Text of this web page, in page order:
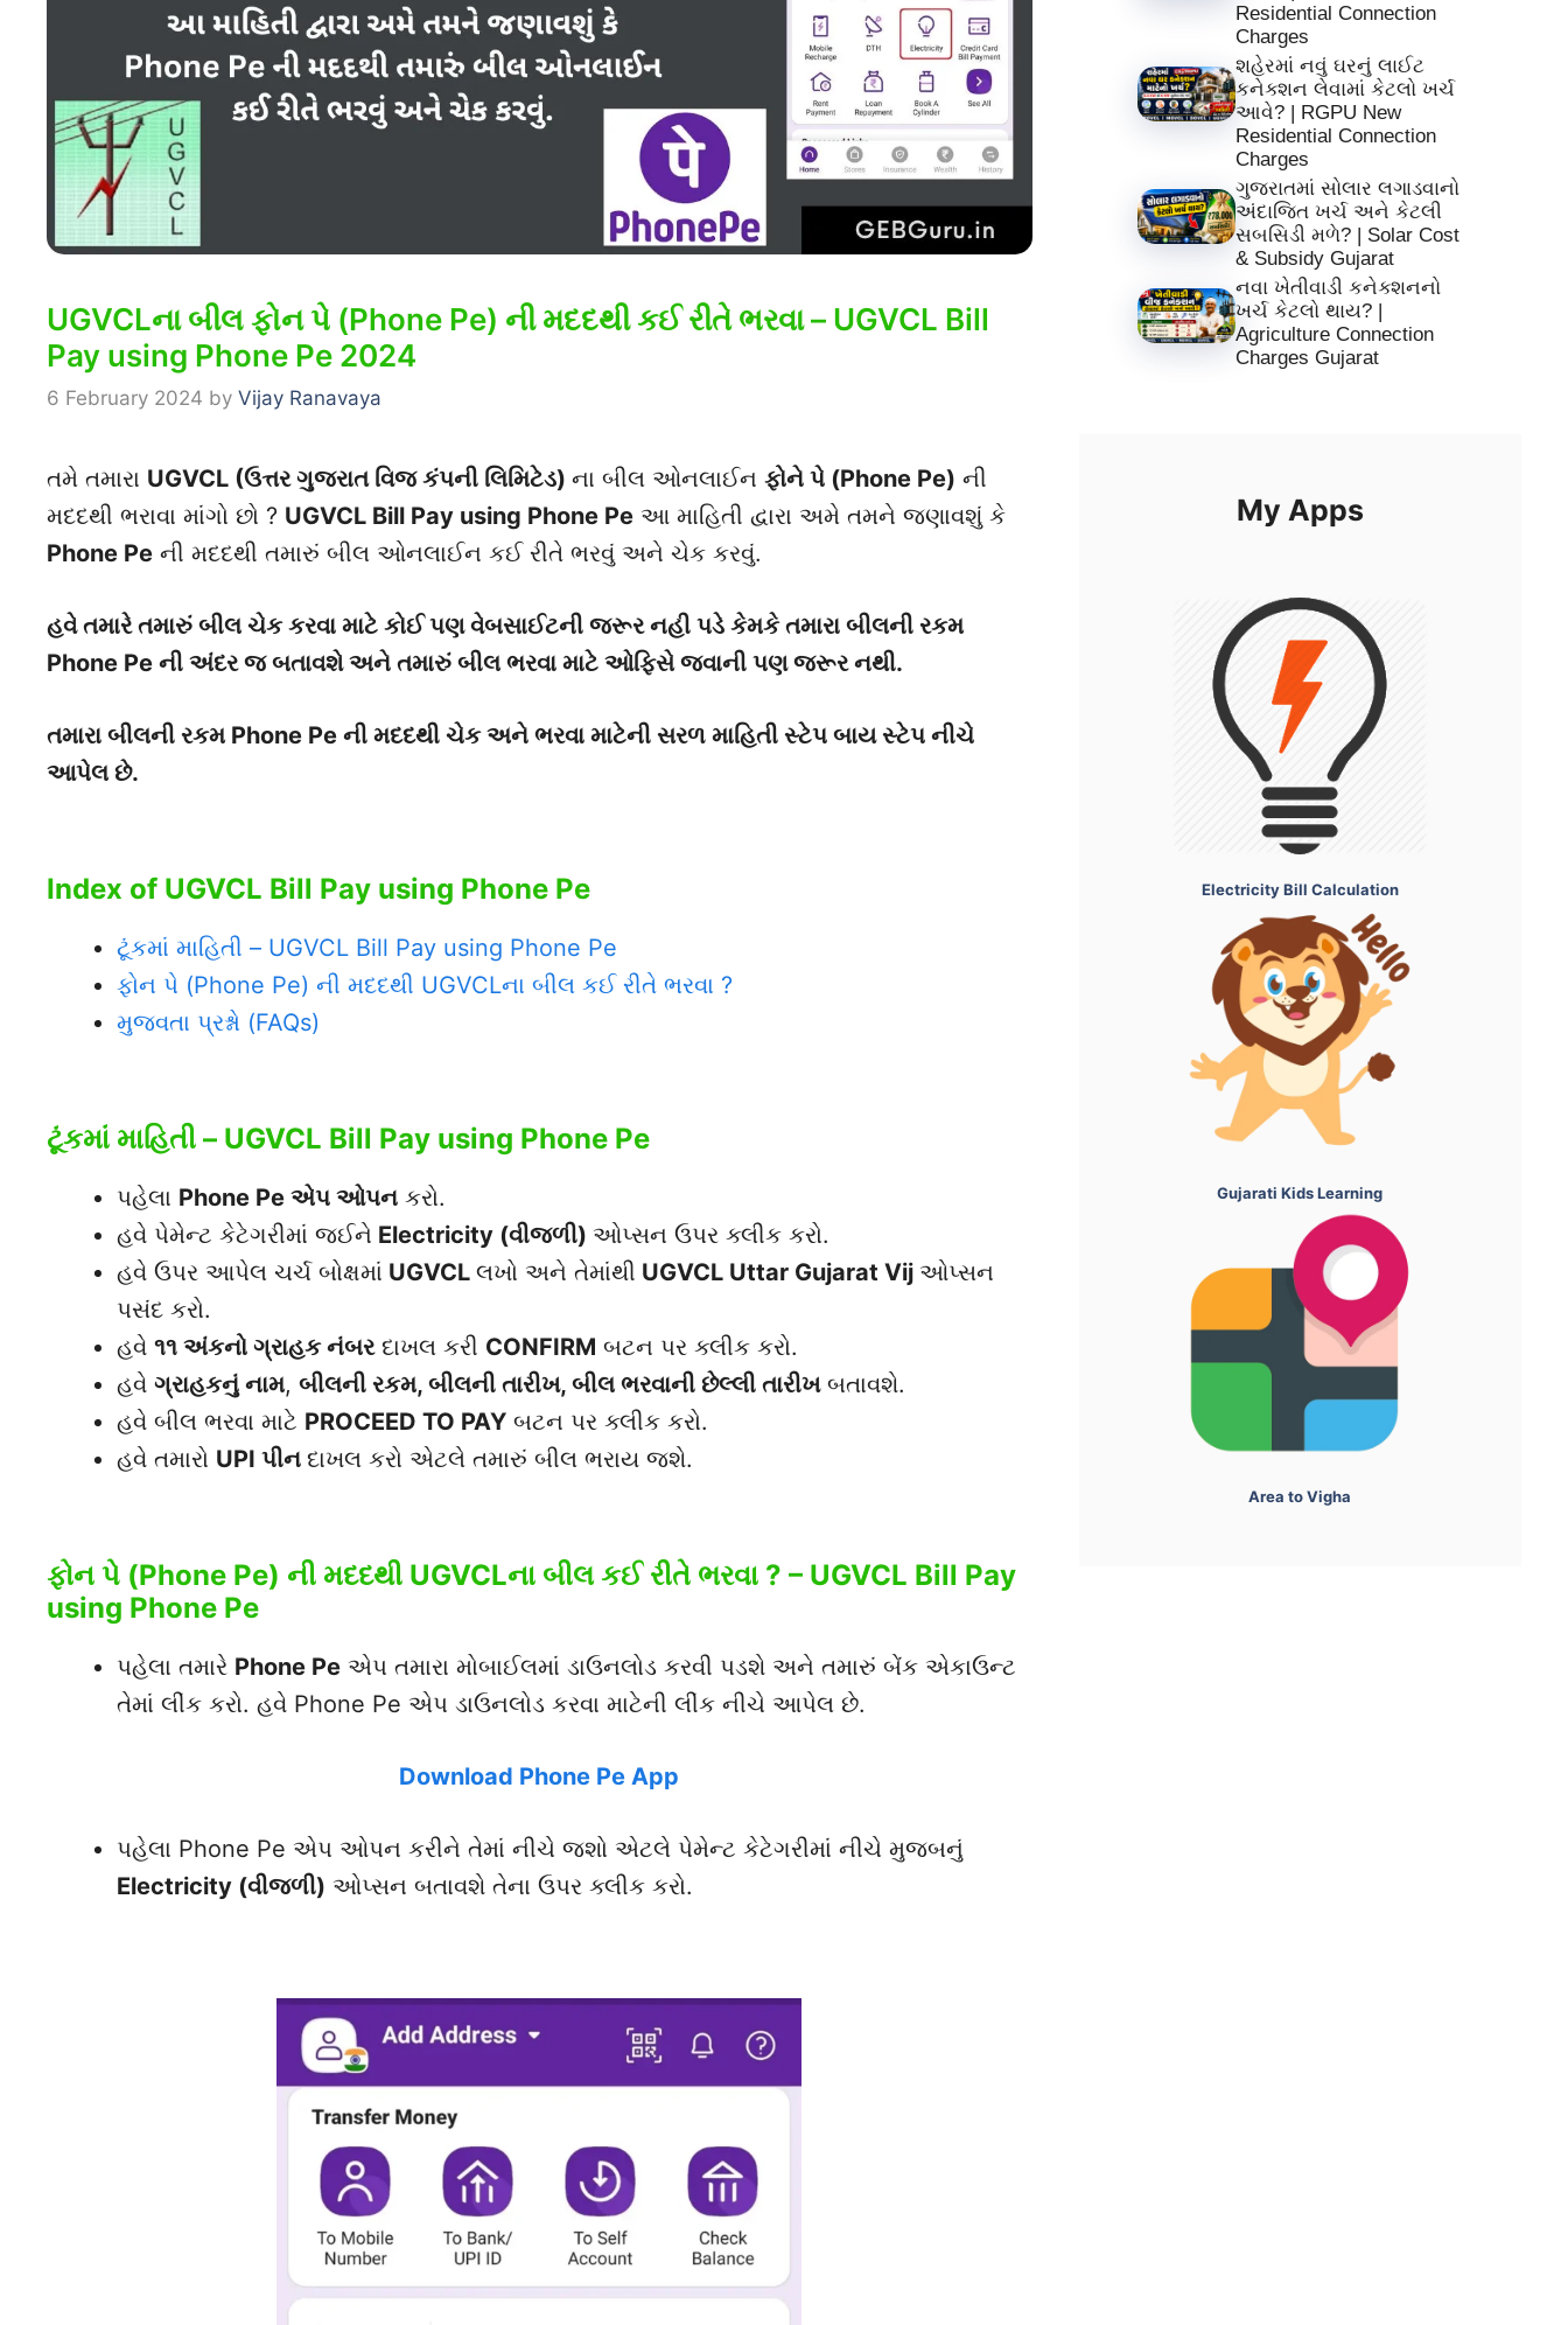
UGVCLના બીલ ફોન પે (Phone Pe) ની મદદથી કઈ રીતે ભરવા – UGVCL Bill
Pay using Phone Pe 2024
6 February 2024 by Vijay Ranavaya
તમે તમારા UGVCL (ઉત્તર ગુજરાત વિજ કંપની લિમિટેડ) ના બીલ ઓનલાઈન ફોને પે (Phone Pe) ની
મદદથી ભરાવા માંગો છો ? UGVCL Bill Pay using Phone Pe આ માહિતી દ્વારા અમે તમને જણાવશું કે
Phone Pe ની મદદથી તમારું બીલ ઓનલાઈન કઈ રીતે ભરવું અને ચેક કરવું.
હવે તમારે તમારું બીલ ચેક કરવા માટે કોઈ પણ વેબસાઈટની જરૂર નહી પડે કેમકે તમારા બીલની રકમ
Phone Pe ની અંદર જ બતાવશે અને તમારું બીલ ભરવા માટે ઓફિસે જવાની પણ જરૂર નથી.
તમારા બીલની રકમ Phone Pe ની મદદથી ચેક અને ભરવા માટેની સરળ માહિતી સ્ટેપ બાય સ્ટેપ નીચે
આપેલ છે.
Index of UGVCL Bill Pay using Phone Pe
ટૂંકમાં માહિતી – UGVCL Bill Pay using Phone Pe
ફોન પે (Phone Pe) ની મદદથી UGVCLના બીલ કઈ રીતે ભરવા ?
મુજવતા પ્રશ્નો (FAQs)
ટૂંકમાં માહિતી – UGVCL Bill Pay using Phone Pe
પહેલા Phone Pe એપ ઓપન કરો.
હવે પેમેન્ટ કેટેગરીમાં જઈને Electricity (વીજળી) ઓપ્સન ઉપર ક્લીક કરો.
હવે ઉપર આપેલ ચર્ચ બોક્ષમાં UGVCL લખો અને તેમાંથી UGVCL Uttar Gujarat Vij ઓપ્સન
પસંદ કરો.
હવે ૧૧ અંકનો ગ્રાહક નંબરદાખલ કરી CONFIRM બટન પર ક્લીક કરો.
હવે ગ્રાહકનું નામ, બીલની રકમ, બીલની તારીખ, બીલ ભરવાની છેલ્લી તારીખબતાવશે.
હવે બીલ ભરવા માટે PROCEED TO PAY બટન પર ક્લીક કરો.
હવે તમારો UPI પીન દાખલ કરો એટલે તમારું બીલ ભરાય જશે.
ફોન પે (Phone Pe) ની મદદથી UGVCLના બીલ કઈ રીતે ભરવા ? – UGVCL Bill Pay
using Phone Pe
પહેલા તમારે Phone Pe એપ તમારા મોબાઈલમાં ડાઉનલોડ કરવી પડશે અને તમારું બેંક એકાઉન્ટ
તેમાં લીંક કરો. હવે Phone Pe એપ ડાઉનલોડ કરવા માટેની લીંક નીચે આપેલ છે.
Download Phone Pe App
પહેલા Phone Pe એપ ઓપન કરીને તેમાં નીચે જશો એટલે પેમેન્ટ કેટેગરીમાં નીચે મુજબનું
Electricity (વીજળી) ઓપ્સન બતાવશે તેના ઉપર ક્લીક કરો.
Residential Connection
Charges
શહેરમાં નવું ઘરનું લાઈટ
કનેક્શન લેવામાં કેટલો ખર્ચ
આવે? | RGPU New
Residential Connection
Charges
ગુજરાતમાં સોલાર લગાડવાનો
અંદાજિત ખર્ચ અને કેટલી
સબસિડી મળે? | Solar Cost
& Subsidy Gujarat
નવા ખેતીવાડી કનેક્શનનો
ખર્ચ કેટલો થાય? |
Agriculture Connection
Charges Gujarat
My Apps
Electricity Bill Calculation
Gujarati Kids Learning
Area to Vigha